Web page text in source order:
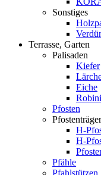
Sonstiges
Terrasse, Garten
Palisaden
Kiefer
Eiche
Pfosten
Pfostenträger
H-
H-
Pfähle
Pfahlstützen